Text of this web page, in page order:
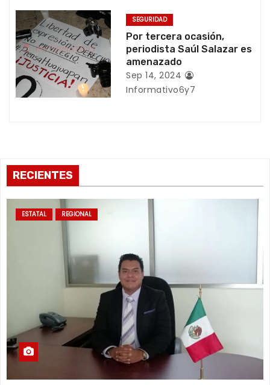
a
d
a
s
SEGURIDAD
Por tercera ocasión,
periodista Saúl Salazar es
amenazado
Sep 14, 2024
Informativo6y7
RECIENTES
ESTATAL REGIONAL